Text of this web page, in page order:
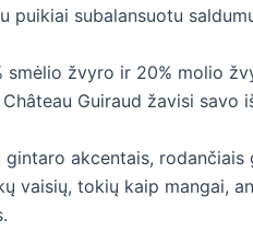
puikiai subalansuotu
žvyro ir 20% molio
Guiraud žavisi
akcentais,
vaisių, tokių kaip mangai,